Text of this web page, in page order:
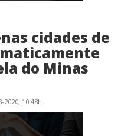
cidades de
do Minas
10:48h